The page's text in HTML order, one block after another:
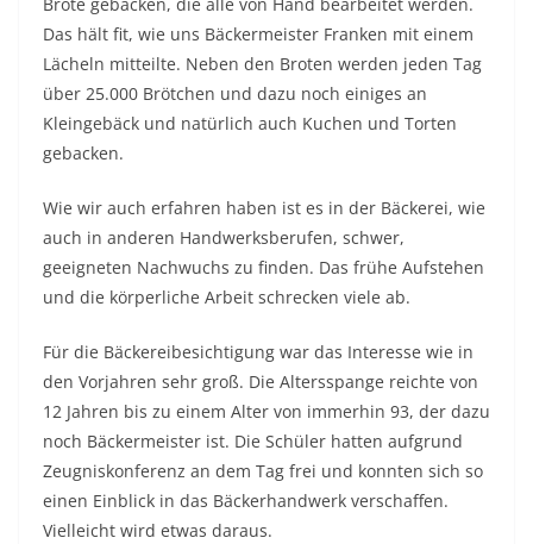
Das hält fit, wie uns Bäckermeister Franken mit einem
Lächeln mitteilte. Neben den Broten werden jeden Tag
über 25.000 Brötchen und dazu noch einiges an
Kleingebäck und natürlich auch Kuchen und Torten
gebacken.
Wie wir auch erfahren haben ist es in der Bäckerei, wie
auch in anderen Handwerksberufen, schwer,
geeigneten Nachwuchs zu finden. Das frühe Aufstehen
und die körperliche Arbeit schrecken viele ab.
Für die Bäckereibesichtigung war das Interesse wie in
den Vorjahren sehr groß. Die Altersspange reichte von
12 Jahren bis zu einem Alter von immerhin 93, der dazu
noch Bäckermeister ist. Die Schüler hatten aufgrund
Zeugniskonferenz an dem Tag frei und konnten sich so
einen Einblick in das Bäckerhandwerk verschaffen.
Vielleicht wird etwas daraus.